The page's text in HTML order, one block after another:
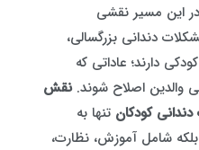
این مسیر نقشی
دندانی بزرگسالی،
دارند؛ عاداتی که
والدین اصلاح شوند.نقش
کودکان تنها به
شامل آموزش، نظارت،